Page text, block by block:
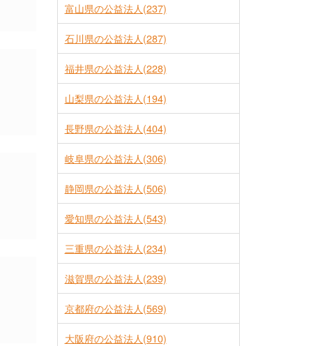
富山県の公益法人(237)
石川県の公益法人(287)
福井県の公益法人(228)
山梨県の公益法人(194)
長野県の公益法人(404)
岐阜県の公益法人(306)
静岡県の公益法人(506)
愛知県の公益法人(543)
三重県の公益法人(234)
滋賀県の公益法人(239)
京都府の公益法人(569)
大阪府の公益法人(910)